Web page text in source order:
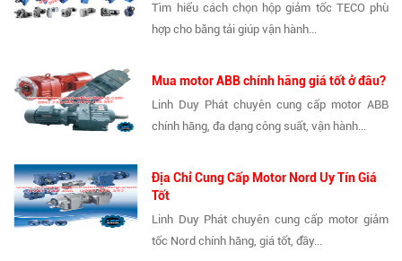
Tìm hiểu cách chọn hộp giảm tốc TECO phù
hợp cho băng tải giúp vận hành...
Mua motor ABB chính hãng giá tốt ở đâu?
Linh Duy Phát chuyên cung cấp motor ABB
chính hãng, đa dạng công suất, vận hành...
Địa Chỉ Cung Cấp Motor Nord Uy Tín Giá
Tốt
Linh Duy Phát chuyên cung cấp motor giảm
tốc Nord chính hãng, giá tốt, đầy...